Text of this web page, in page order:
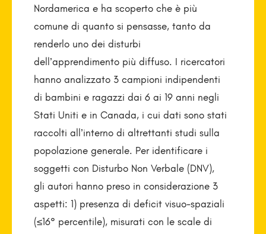
Nordamerica e ha scoperto che è più
comune di quanto si pensasse, tanto da
renderlo uno dei disturbi
dell’apprendimento più diffuso. I ricercatori
hanno analizzato 3 campioni indipendenti
di bambini e ragazzi dai 6 ai 19 anni negli
Stati Uniti e in Canada, i cui dati sono stati
raccolti all’interno di altrettanti studi sulla
popolazione generale. Per identificare i
soggetti con Disturbo Non Verbale (DNV),
gli autori hanno preso in considerazione 3
aspetti: 1) presenza di deficit visuo-spaziali
(≤16° percentile), misurati con le scale di